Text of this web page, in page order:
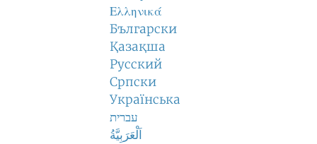
Ελληνικά
Български
Қазақша
Русский
Српски
Українська
עברית
اَلْعَرَبِيَّةُ